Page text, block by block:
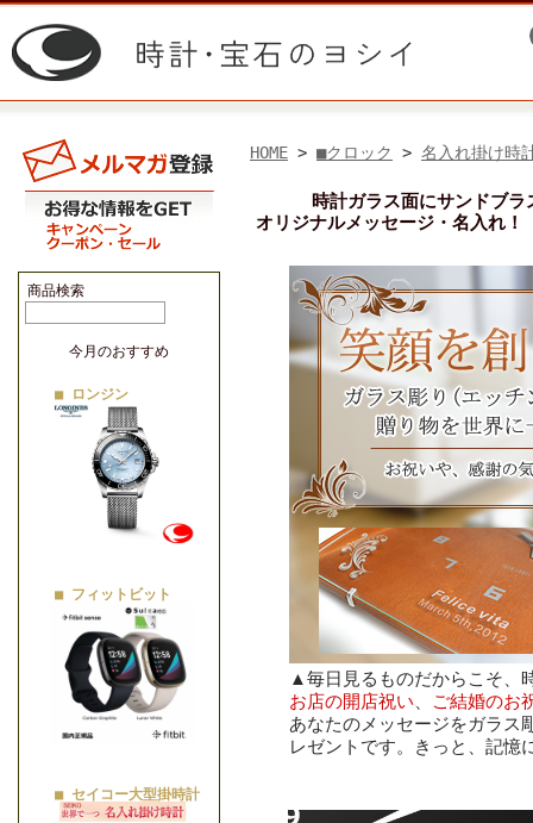
商品検索
今月のおすすめ
■ ロンジン
■ フィットビット
■ セイコー大型掛時計
HOME > ■クロック > 名入れ掛け時
時計ガラス面にサンドブ
オリジナルメッセージ・名入れ
▲毎日見るものだからこそ、
お店の開店祝い
ご結婚のお
あなたのメッセージをガラス
レゼントです。きっと、記憶